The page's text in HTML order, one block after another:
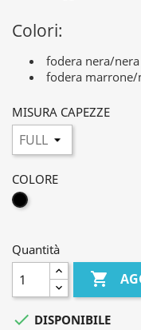
Colori:
fodera nera/nera
fodera
MISURA CAPEZZE
COLORE
NERO
Quantità

 DISPONIBILE